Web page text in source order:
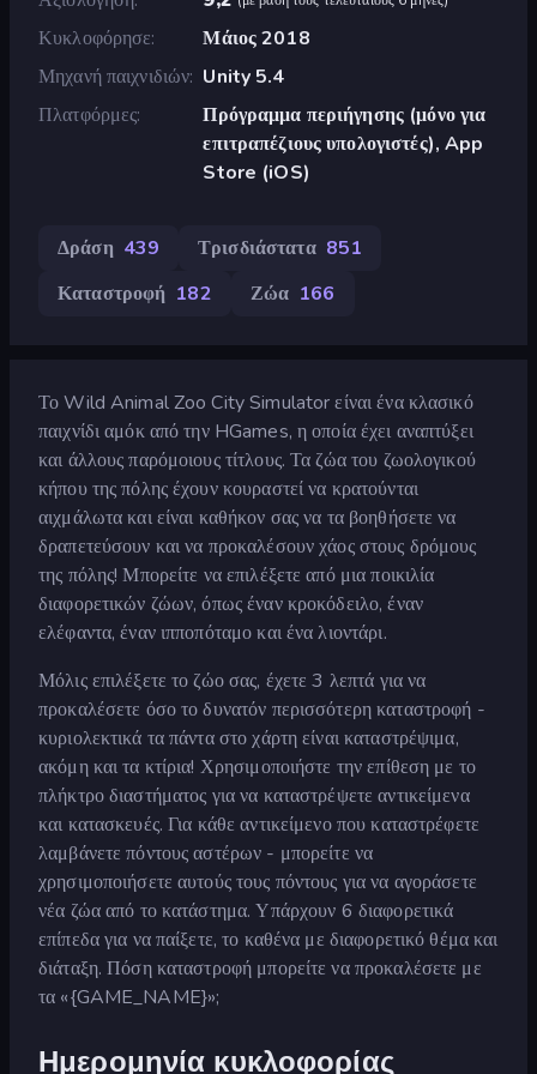
Κυκλοφόρησε
Μάιος 2018
Μηχανή παιχνιδιών Unity 5.4
Πλατφόρμες
Πρόγραμμα περιήγησης (μόνο για
επιτραπέζιους υπολογιστές), App
Store (iOS)
Δράση 439 Τρισδιάστατα 851
Καταστροφή 182 Ζώα 166
Το Wild Animal Zoo City Simulator είναι ένα κλασικό
παιχνίδι αμόκ από την HGames, η οποία έχει αναπτύξει
και άλλους παρόμοιους τίτλους. Τα ζώα του ζωολογικού
κήπου της πόλης έχουν κουραστεί να κρατούνται
αιχμάλωτα και είναι καθήκον σας να τα βοηθήσετε να
δραπετεύσουν και να προκαλέσουν χάος στους δρόμους
της πόλης! Μπορείτε να επιλέξετε από μια ποικιλία
διαφορετικών ζώων, όπως έναν κροκόδειλο, έναν
ελέφαντα, έναν ιπποπόταμο και ένα λιοντάρι.
Μόλις επιλέξετε το ζώο σας, έχετε 3 λεπτά για να
προκαλέσετε όσο το δυνατόν περισσότερη καταστροφή -
κυριολεκτικά τα πάντα στο χάρτη είναι καταστρέψιμα,
ακόμη και τα κτίρια! Χρησιμοποιήστε την επίθεση με το
πλήκτρο διαστήματος για να καταστρέψετε αντικείμενα
και κατασκευές. Για κάθε αντικείμενο που καταστρέφετε
λαμβάνετε πόντους αστέρων - μπορείτε να
χρησιμοποιήσετε αυτούς τους πόντους για να αγοράσετε
νέα ζώα από το κατάστημα. Υπάρχουν 6 διαφορετικά
επίπεδα για να παίξετε, το καθένα με διαφορετικό θέμα και
διάταξη. Πόση καταστροφή μπορείτε να προκαλέσετε με
τα «{GAME_NAME}»;
Ημερομηνία κυκλοφορίας